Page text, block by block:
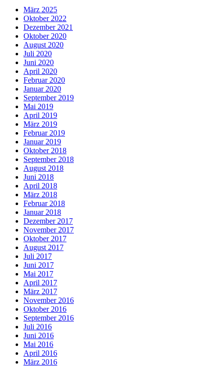
März 2025
Oktober 2022
Dezember 2021
Oktober 2020
August 2020
Juli 2020
Juni 2020
April 2020
Februar 2020
Januar 2020
September 2019
Mai 2019
April 2019
März 2019
Februar 2019
Januar 2019
Oktober 2018
September 2018
August 2018
Juni 2018
April 2018
März 2018
Februar 2018
Januar 2018
Dezember 2017
November 2017
Oktober 2017
August 2017
Juli 2017
Juni 2017
Mai 2017
April 2017
März 2017
November 2016
Oktober 2016
September 2016
Juli 2016
Juni 2016
Mai 2016
April 2016
März 2016